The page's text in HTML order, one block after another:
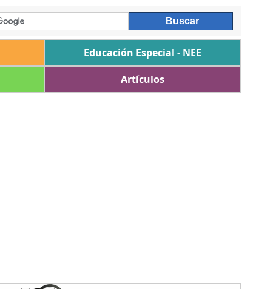
Educación Especial - NEE
Artículos